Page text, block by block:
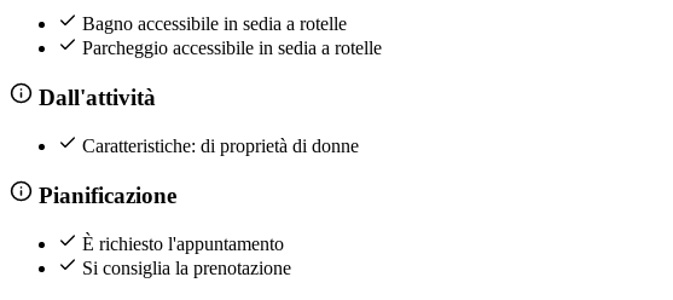
Bagno accessibile in sedia a rotelle
Parcheggio accessibile in sedia a rotelle
Dall'attività
Caratteristiche: di proprietà di donne
Pianificazione
È richiesto l'appuntamento
Si consiglia la prenotazione